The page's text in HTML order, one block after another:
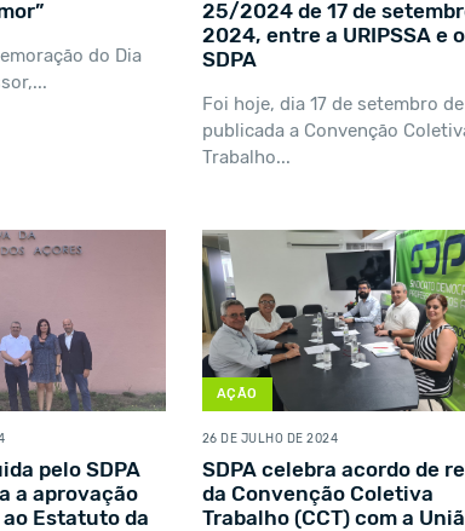
do Dia
25/2024 de 17 de
2024, entre a URIPSSA e o
SDPA
Foi hoje, dia 17 de setembro
publicada a Convenção
Trabalho...
pelo SDPA
a aprovação
ao Estatuto da
AÇÃO
26 DE JULHO DE 2024
SDPA celebra acordo de
da Convenção Coletiva
Trabalho (CCT) com a